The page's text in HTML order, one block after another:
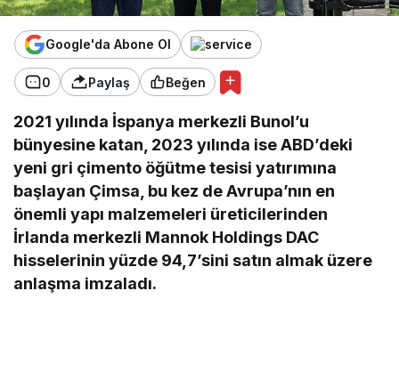
Google'da Abone Ol
0 Paylaş Beğen
2021 yılında İspanya merkezli Bunol’u
bünyesine katan, 2023 yılında ise ABD’deki
yeni gri çimento öğütme tesisi yatırımına
başlayan Çimsa, bu kez de Avrupa’nın en
önemli yapı malzemeleri üreticilerinden
İrlanda merkezli Mannok Holdings DAC
hisselerinin yüzde 94,7’sini satın almak üzere
anlaşma imzaladı.